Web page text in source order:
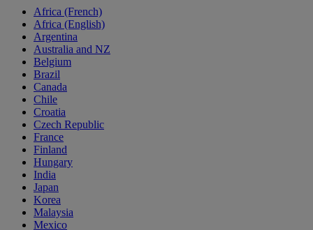
Africa (French)
Africa (English)
Argentina
Australia and NZ
Belgium
Brazil
Canada
Chile
Croatia
Czech Republic
France
Finland
Hungary
India
Japan
Korea
Malaysia
Mexico